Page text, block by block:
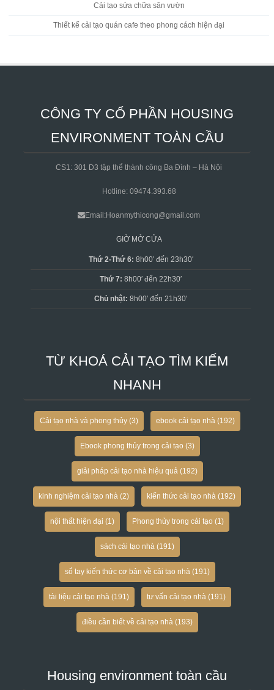
Cải tạo sửa chữa sân vườn
Thiết kế cải tạo quán cafe theo phong cách hiện đại
CÔNG TY CỔ PHẦN HOUSING
ENVIRONMENT TOÀN CẦU
CS1: 301 D3 tập thể thành công Ba Đình – Hà Nội
Hotline: 09474.393.68
Email:Hoanmythicong@gmail.com
GIỜ MỞ CỬA
Thứ 2-Thứ 6: 8h00′ đến 23h30′
Thứ 7: 8h00′ đến 22h30′
Chủ nhật: 8h00′ đến 21h30′
TỪ KHOÁ CẢI TẠO TÌM KIẾM
NHANH
Cải tạo nhà và phong thủy(3) ebook cải tạo nhà(192)
Ebook phong thủy trong cải tạo (3)
giải pháp cải tạo nhà hiệu quả(192)
kinh nghiệm cải tạo nhà (2) kiến thức cải tạo nhà (192)
nội thất hiện đại (1) Phong thủy trong cải tạo (1)
sách cải tạo nhà(191)
sổ tay kiến thức cơ bản về cải tạo nhà(191)
tài liệu cải tạo nhà(191) tư vấn cải tạo nhà(191)
điều cần biết về cải tạo nhà(193)
Housing environment toàn cầu